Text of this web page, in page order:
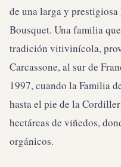
de una larga y
Bousquet. Una familia
tradición vitivinícola,
Carcassone, al sur de
1997, cuando la Familia
hasta el pie de la
hectáreas de viñedos,
orgánicos.